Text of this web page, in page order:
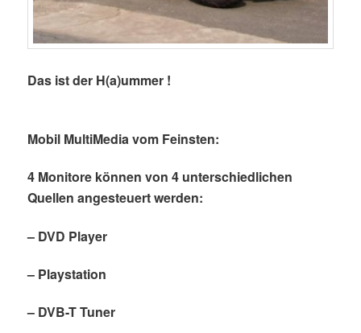
Das ist der H(a)ummer !
Mobil MultiMedia vom Feinsten:
4 Monitore können von 4 unterschiedlichen
Quellen angesteuert werden:
– DVD Player
– Playstation
– DVB-T Tuner